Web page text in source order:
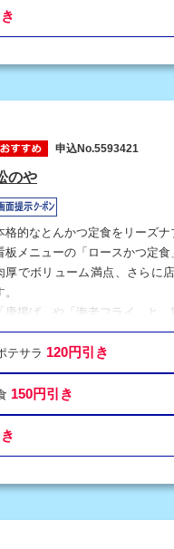
申込No.5593421
のや
格的なとんかつ定食をリーズナ
板メニューの「ロースかつ定食
厚でボリューム満点、さらに
。
「唐揚げ」や「海老フライ」と
テサラ 120円引き
150円引き